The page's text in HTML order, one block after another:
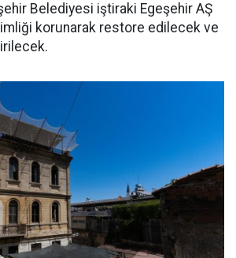
Belediyesi iştiraki Egeşehir AŞ
korunarak restore edilecek ve